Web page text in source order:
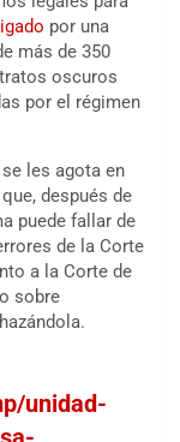
por una
más de 350
oscuros
por el régimen
les agota en
después de
puede fallar de
de la Corte
a la Corte de
sobre
unidad-